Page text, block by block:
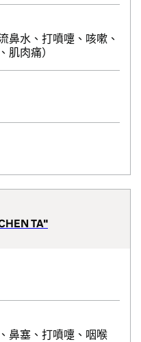
鼻水、打噴嚏、咳嗽、
肌肉痛）
TA"
鼻塞、打噴嚏、咽喉